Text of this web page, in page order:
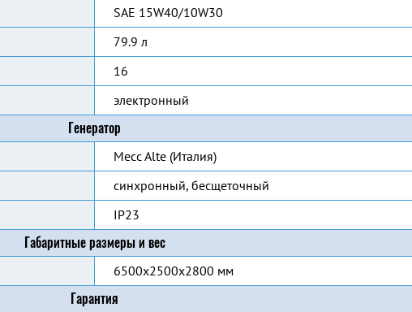
SAE 15W40/10W30
79.9 л
16
электронный
Генератор
Mecc Alte (Италия)
синхронный, бесщеточный
IP23
Габаритные размеры и вес
6500х2500х2800 мм
Гарантия